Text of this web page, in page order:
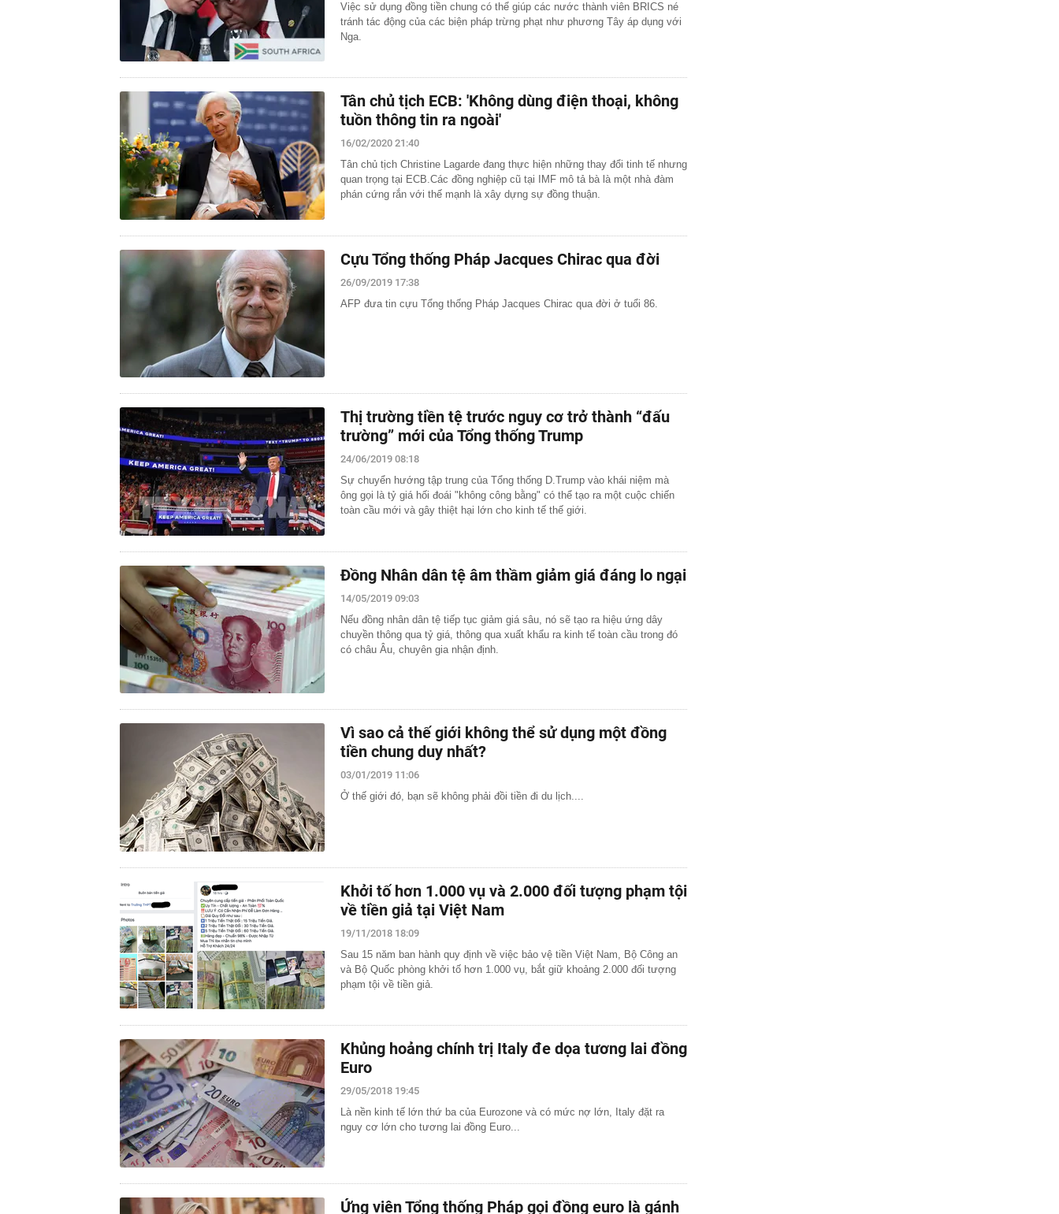
Việc sử dụng đồng tiền chung có thể giúp các nước thành viên BRICS né
tránh tác động của các biện pháp trừng phạt như phương Tây áp dụng với
Nga.
Tân chủ tịch ECB: 'Không dùng điện thoại, không
tuồn thông tin ra ngoài'
16/02/2020 21:40
Tân chủ tịch Christine Lagarde đang thực hiện những thay đổi tinh tế nhưng
quan trọng tại ECB.Các đồng nghiệp cũ tại IMF mô tả bà là một nhà đàm
phán cứng rắn với thế mạnh là xây dựng sự đồng thuận.
Cựu Tổng thống Pháp Jacques Chirac qua đời
26/09/2019 17:38
AFP đưa tin cựu Tổng thống Pháp Jacques Chirac qua đời ở tuổi 86.
Thị trường tiền tệ trước nguy cơ trở thành “đấu
trường” mới của Tổng thống Trump
24/06/2019 08:18
Sự chuyển hướng tập trung của Tổng thống D.Trump vào khái niệm mà
ông gọi là tỷ giá hối đoái "không công bằng" có thể tạo ra một cuộc chiến
toàn cầu mới và gây thiệt hại lớn cho kinh tế thế giới.
Đồng Nhân dân tệ âm thầm giảm giá đáng lo ngại
14/05/2019 09:03
Nếu đồng nhân dân tệ tiếp tục giảm giá sâu, nó sẽ tạo ra hiệu ứng dây
chuyền thông qua tỷ giá, thông qua xuất khẩu ra kinh tế toàn cầu trong đó
có châu Âu, chuyên gia nhận định.
Vì sao cả thế giới không thể sử dụng một đồng
tiền chung duy nhất?
03/01/2019 11:06
Ở thế giới đó, bạn sẽ không phải đồi tiền đi du lịch....
Khởi tố hơn 1.000 vụ và 2.000 đối tượng phạm tội
về tiền giả tại Việt Nam
19/11/2018 18:09
Sau 15 năm ban hành quy định về việc bảo vệ tiền Việt Nam, Bộ Công an
và Bộ Quốc phòng khởi tố hơn 1.000 vụ, bắt giữ khoảng 2.000 đối tượng
phạm tội về tiền giả.
Khủng hoảng chính trị Italy đe dọa tương lai đồng
Euro
29/05/2018 19:45
Là nền kinh tế lớn thứ ba của Eurozone và có mức nợ lớn, Italy đặt ra
nguy cơ lớn cho tương lai đồng Euro...
Ứng viên Tổng thống Pháp gọi đồng euro là gánh